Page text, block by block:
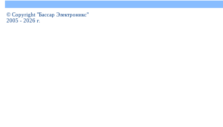
© Copyright "Бассар Электроникс"
2005 - 2026 г.